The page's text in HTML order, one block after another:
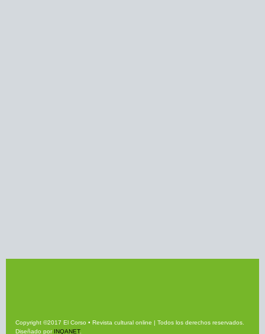
Copyright ©2017 El Corso • Revista cultural online | Todos los derechos reservados.
Diseñado por INQANET.